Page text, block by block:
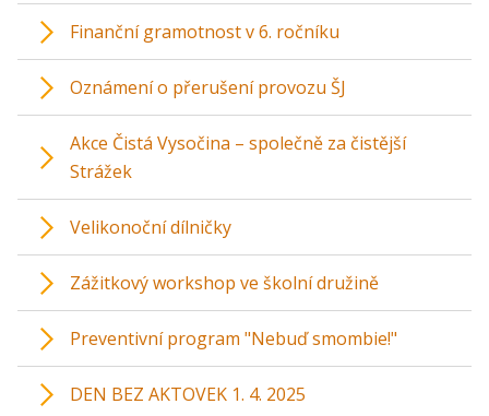
Finanční gramotnost v 6. ročníku
Oznámení o přerušení provozu ŠJ
Akce Čistá Vysočina – společně za čistější
Strážek
Velikonoční dílničky
Zážitkový workshop ve školní družině
Preventivní program "Nebuď smombie!"
DEN BEZ AKTOVEK 1. 4. 2025